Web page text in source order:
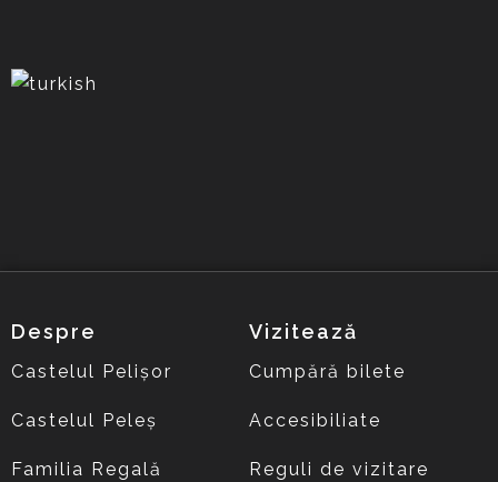
Despre
Castelul Pelișor
Castelul Peleș
Familia Regală
Vizitează
Cumpără bilete
Accesibiliate
Reguli de vizitare